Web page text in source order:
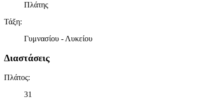
Πλάτης
Τάξη:
Γυμνασίου - Λυκείου
Διαστάσεις
Πλάτος:
31